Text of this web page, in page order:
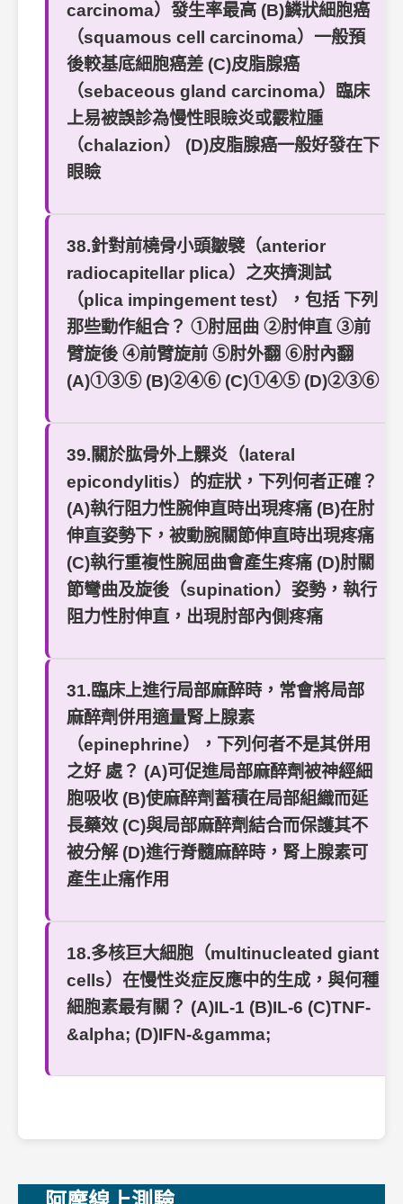
carcinoma）發生率最高 (B)鱗狀細胞癌
（squamous cell carcinoma）一般預
後較基底細胞癌差 (C)皮脂腺癌
（sebaceous gland carcinoma）臨床
上易被誤診為慢性眼瞼炎或霰粒腫
（chalazion） (D)皮脂腺癌一般好發在下
眼瞼
38.針對前橈骨小頭皺襞（anterior
radiocapitellar plica）之夾擠測試
（plica impingement test），包括 下列
那些動作組合？ ①肘屈曲 ②肘伸直 ③前
臂旋後 ④前臂旋前 ⑤肘外翻 ⑥肘內翻
(A)①③⑤ (B)②④⑥ (C)①④⑤ (D)②③⑥
39.關於肱骨外上髁炎（lateral
epicondylitis）的症狀，下列何者正確？
(A)執行阻力性腕伸直時出現疼痛 (B)在肘
伸直姿勢下，被動腕關節伸直時出現疼痛
(C)執行重複性腕屈曲會產生疼痛 (D)肘關
節彎曲及旋後（supination）姿勢，執行
阻力性肘伸直，出現肘部內側疼痛
31.臨床上進行局部麻醉時，常會將局部
麻醉劑併用適量腎上腺素
（epinephrine），下列何者不是其併用
之好 處？ (A)可促進局部麻醉劑被神經細
胞吸收 (B)使麻醉劑蓄積在局部組織而延
長藥效 (C)與局部麻醉劑結合而保護其不
被分解 (D)進行脊髓麻醉時，腎上腺素可
產生止痛作用
18.多核巨大細胞（multinucleated giant
cells）在慢性炎症反應中的生成，與何種
細胞素最有關？ (A)IL-1 (B)IL-6 (C)TNF-
&alpha; (D)IFN-&gamma;